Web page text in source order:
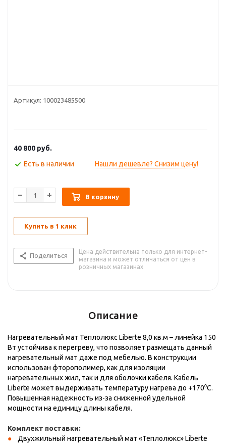
Артикул: 100023485500
40 800 руб.
Есть в наличии
Нашли дешевле? Снизим цену!
В корзину
Купить в 1 клик
Поделиться
Цена действительна только для интернет-
магазина и может отличаться от цен в
розничных магазинах
Описание
Нагревательный мат Теплолюкс Liberte 8,0 кв.м – линейка 150
Вт устойчива к перегреву, что позволяет размещать данный
нагревательный мат даже под мебелью. В конструкции
использован фторополимер, как для изоляции
нагревательных жил, так и для оболочки кабеля. Кабель
Liberte может выдерживать температуру нагрева до +170⁰С.
Повышенная надежность из-за сниженной удельной
мощности на единицу длины кабеля.
Комплект поставки:
Двухжильный нагревательный мат «Теплолюкс» Liberte